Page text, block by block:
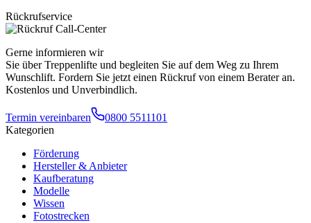
Rückrufservice
Gerne informieren wir
Sie über Treppenlifte und begleiten Sie auf dem Weg zu Ihrem
Wunschlift. Fordern Sie jetzt einen Rückruf von einem Berater an.
Kostenlos und Unverbindlich.
Termin vereinbaren
0800 5511101
Kategorien
Förderung
Hersteller & Anbieter
Kaufberatung
Modelle
Wissen
Fotostrecken